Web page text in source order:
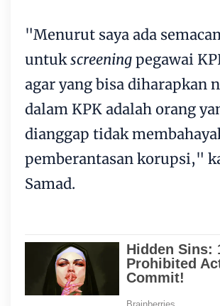
"Menurut saya ada
untukscreening pegawai
agar yang bisa diharapkan
dalam KPK adalah orang
dianggap tidak
pemberantasan korupsi,"
Samad.